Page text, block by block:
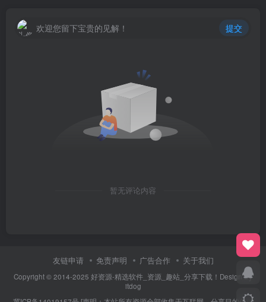
欢迎您留下宝贵的见解！ 提交
暂无评论内容
友链申请 免责声明 广告合作 关于我们
Copyright © 2014-2025 好资源-精选软件_资源_趣站_分享下载！Design By
itdog